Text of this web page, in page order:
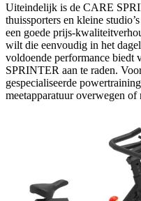
Uiteindelijk is de CARE
thuissporters en kleine
een goede prijs-
wilt die eenvoudig in het
voldoende performance biedt
SPRINTER aan te raden.
gespecialiseerde
meetapparatuur overwegen of